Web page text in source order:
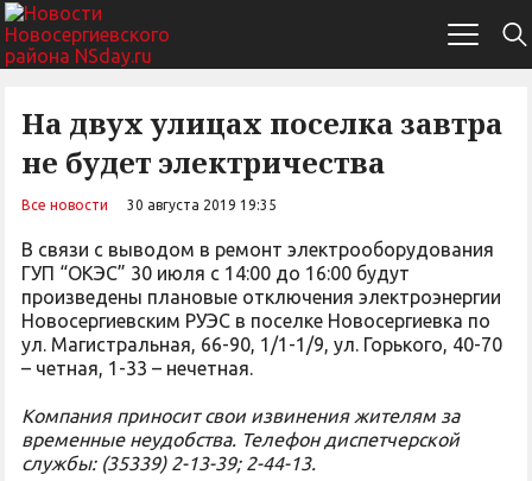
На двух улицах поселка завтра
не будет электричества
Все новости 30 августа 2019 19:35
В связи с выводом в ремонт электрооборудования
ГУП “ОКЭС” 30 июля с 14:00 до 16:00 будут
произведены плановые отключения электроэнергии
Новосергиевским РУЭС в поселке Новосергиевка по
ул. Магистральная, 66-90, 1/1-1/9, ул. Горького, 40-70
– четная, 1-33 – нечетная.
Компания приносит свои извинения жителям за
временные неудобства. Телефон диспетчерской
службы: (35339) 2-13-39; 2-44-13.